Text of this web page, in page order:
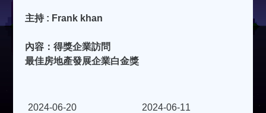
主持 : Frank khan
內容：得獎企業訪問
最佳房地產發展企業白金獎
2024-06-20 2024-06-11